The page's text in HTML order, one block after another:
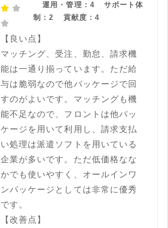
運用・管理：4
サポート体
制：2
貢献度：4
【良い点】
マッチング、受注、勤怠、請求機
能は一通り揃っています。ただ給
与は脆弱なので他パッケージで回
すのがよいです。マッチングも機
能不足なので、フロントは他パッ
ケージを用いて利用し、請求支払
い処理は派遣ソフトを用いている
企業が多いです。ただ低価格なな
かでも使いやすく、オールインワ
ンパッケージとしては非常に優秀
です。
【改善点】